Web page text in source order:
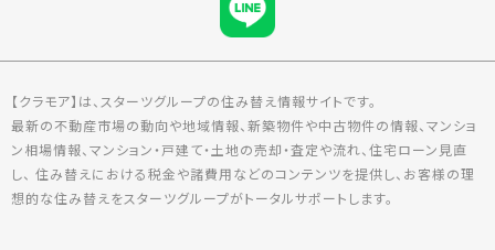
【クラモア】は、スターツグループの住み替え情報サイトです。
最新の不動産市場の動向や地域情報、新築物件や中古物件の情報、マンショ
ン相場情報、マンション・戸建て・土地の売却・査定や流れ、住宅ローン見直
し、 住み替えにおける税金や諸費用などのコンテンツを提供し、お客様の理
想的な住み替えをスターツグループがトータルサポートします。